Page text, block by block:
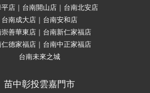
平店｜台南開山店｜台南北安店
台南成大店｜台南安和店
崇善華東店｜台南新仁家福店
仁德家福店｜台南中正家福店
台南未來之城
苗中彰投雲嘉門市